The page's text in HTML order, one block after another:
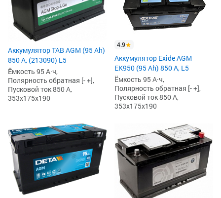
Аккумулятор TAB AGM (95 Ah)
850 А, (213090) L5
Ёмкость 95 А·ч,
Полярность обратная [- +],
Пусковой ток 850 А,
353x175x190
4.9
Аккумулятор Exide AGM
EK950 (95 Ah) 850 А, L5
Ёмкость 95 А·ч,
Полярность обратная [- +],
Пусковой ток 850 А,
353x175x190